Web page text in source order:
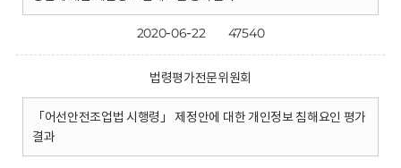
2020-06-22 47540
법령평가전문위원회
「어선안전조업법 시행령」 제정안에 대한 개인정보 침해요인 평가
결과